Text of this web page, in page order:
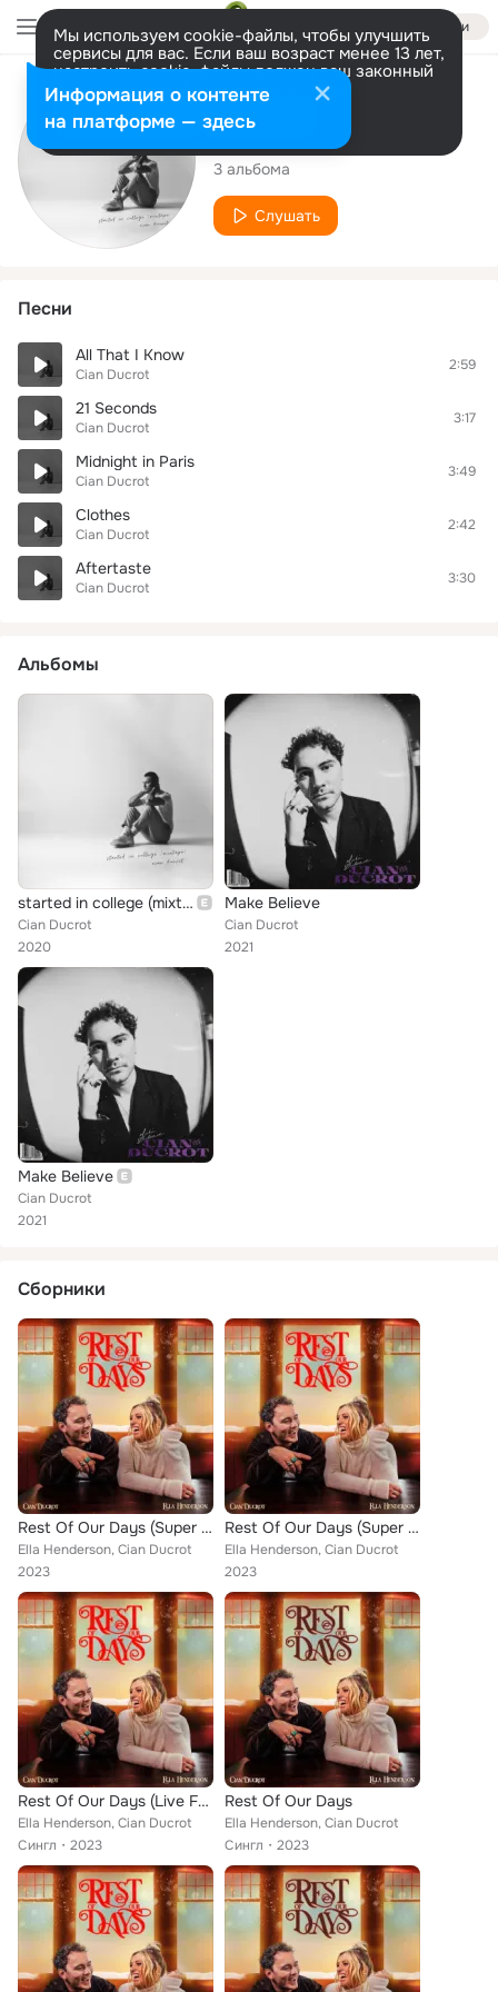
Войти
Мы используем cookie-файлы, чтобы улучшить
сервисы для вас. Если ваш возраст менее 13 лет,
настроить cookie-файлы должен ваш законный
представитель. Больше информации
Разрешить все Настроить
Исполнитель
Cian Ducrot
3 альбома
Слушать
Песни
All That I Know
Cian Ducrot
2:59
21 Seconds
Cian Ducrot
3:17
Midnight in Paris
Cian Ducrot
3:49
Clothes
Cian Ducrot
2:42
Aftertaste
Cian Ducrot
3:30
Альбомы
started in college (mixtape)
Cian Ducrot
2020
Make Believe
Cian Ducrot
2021
Make Believe
Cian Ducrot
2021
Сборники
Rest Of Our Days (Super Festive Version)
Ella Henderson, Cian Ducrot
2023
Rest Of Our Days (Super Festive Version)
Ella Henderson, Cian Ducrot
2023
Rest Of Our Days (Live From London)
Ella Henderson, Cian Ducrot
Сингл
2023
Rest Of Our Days
Ella Henderson, Cian Ducrot
Сингл
2023
Информация о контенте
на платформе — здесь